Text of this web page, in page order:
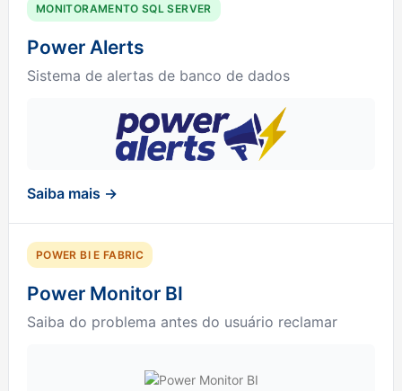
MONITORAMENTO SQL SERVER
Power Alerts
Sistema de alertas de banco de dados
Saiba mais →
POWER BI E FABRIC
Power Monitor BI
Saiba do problema antes do usuário reclamar